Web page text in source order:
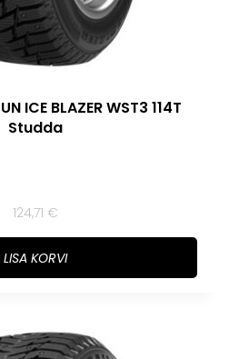
ICE BLAZER WST3 114T
Studda
124,71 €
LISA KORVI